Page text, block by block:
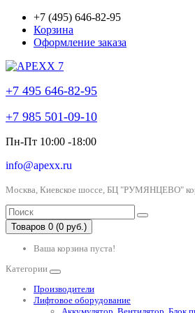
+7 (495) 646-82-95
Корзина
Оформление заказа
+7 495 646-82-95
+7 985 501-09-10
Пн-Пт 10:00 -18:00
info@apexx.ru
Москва, Киевское шоссе, БЦ "РУМЯНЦЕВО"
Товаров 0 (0 руб.)
Ваша корзина пуста!
Категории
Производители
Лифтовое оборудование